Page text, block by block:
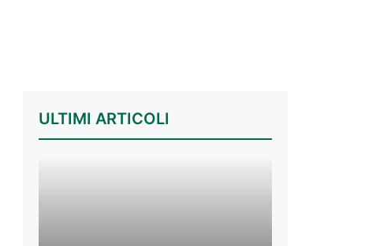
ULTIMI ARTICOLI